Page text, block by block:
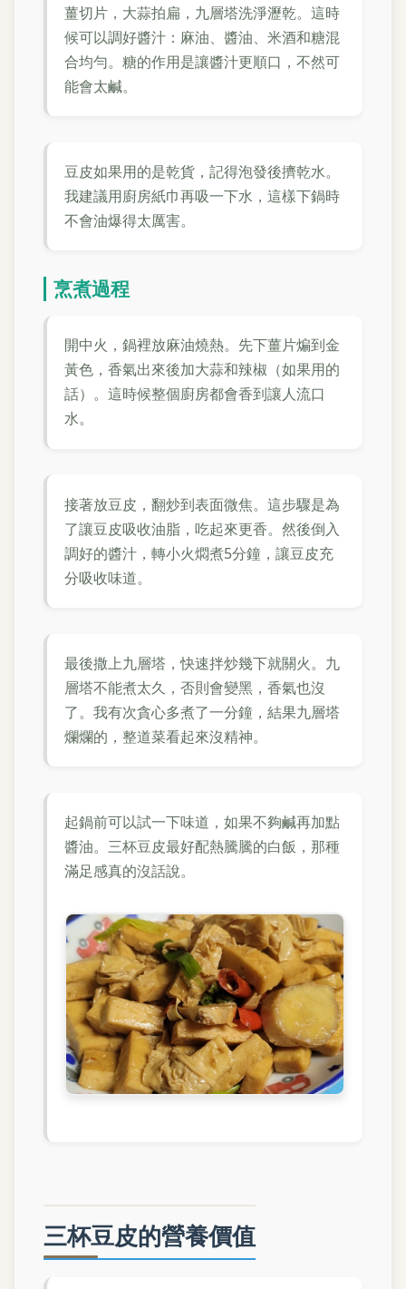
薑切片，大蒜拍扁，九層塔洗淨瀝乾。這時
候可以調好醬汁：麻油、醬油、米酒和糖混
合均勻。糖的作用是讓醬汁更順口，不然可
能會太鹹。
豆皮如果用的是乾貨，記得泡發後擠乾水。
我建議用廚房紙巾再吸一下水，這樣下鍋時
不會油爆得太厲害。
烹煮過程
開中火，鍋裡放麻油燒熱。先下薑片煸到金
黃色，香氣出來後加大蒜和辣椒（如果用的
話）。這時候整個廚房都會香到讓人流口
水。
接著放豆皮，翻炒到表面微焦。這步驟是為
了讓豆皮吸收油脂，吃起來更香。然後倒入
調好的醬汁，轉小火燜煮5分鐘，讓豆皮充
分吸收味道。
最後撒上九層塔，快速拌炒幾下就關火。九
層塔不能煮太久，否則會變黑，香氣也沒
了。我有次貪心多煮了一分鐘，結果九層塔
爛爛的，整道菜看起來沒精神。
起鍋前可以試一下味道，如果不夠鹹再加點
醬油。三杯豆皮最好配熱騰騰的白飯，那種
滿足感真的沒話說。
三杯豆皮的營養價值